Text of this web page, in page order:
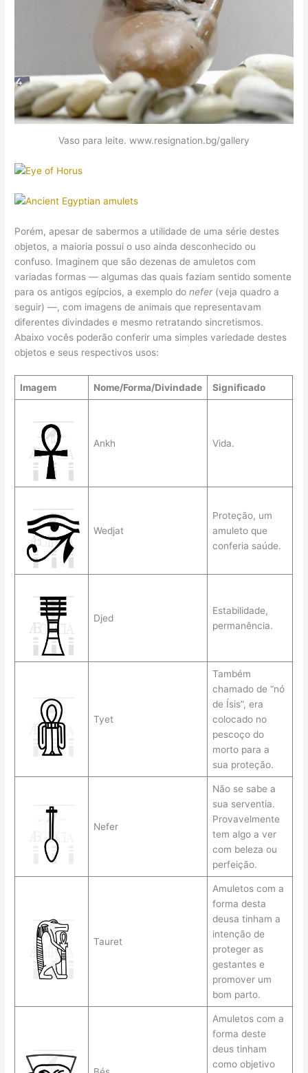
Vaso para leite. www.resignation.bg/gallery
Porém, apesar de sabermos a utilidade de uma série destes
objetos, a maioria possui o uso ainda desconhecido ou
confuso. Imaginem que são dezenas de amuletos com
variadas formas — algumas das quais faziam sentido somente
para os antigos egípcios, a exemplo donefer(veja quadro a
seguir) —, com imagens de animais que representavam
diferentes divindades e mesmo retratando sincretismos.
Abaixo vocês poderão conferir uma simples variedade destes
objetos e seus respectivos usos:
Imagem Nome/Forma/Divindade Significado
Ankh Vida.
Wedjat
Proteção, um
amuleto que
conferia saúde.
Djed
Estabilidade,
permanência.
Tyet
Também
chamado de “nó
de Ísis”, era
colocado no
pescoço do
morto para a
sua proteção.
Nefer
Não se sabe a
sua serventia.
Provavelmente
tem algo a ver
com beleza ou
perfeição.
Tauret
Amuletos com a
forma desta
deusa tinham a
intenção de
proteger as
gestantes e
promover um
bom parto.
Amuletos com a
forma deste
deus tinham
como objetivo